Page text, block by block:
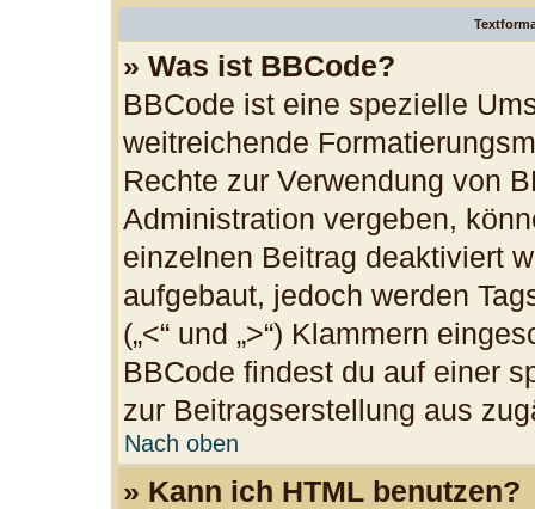
» Was ist BBCode?
BBCode ist eine spezielle
weitreichende
Rechte zur Verwendung von
Administration vergeben,
einzelnen Beitrag deaktiviert
aufgebaut, jedoch werden
(„<“ und „>“) Klammern
BBCode findest du auf einer
zur Beitragserstellung aus
Nach oben
» Kann ich HTML benutzen?